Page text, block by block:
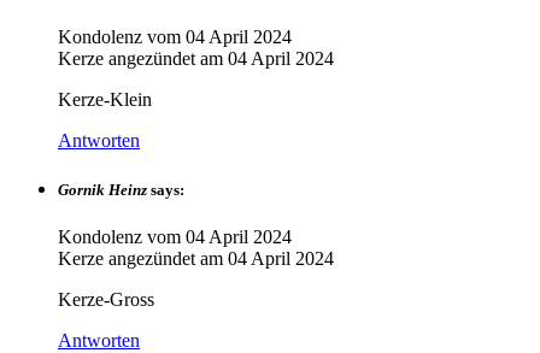
Kondolenz vom 04 April 2024
Kerze angezündet am 04 April 2024
Kerze-Klein
Antworten
Gornik Heinz says:
Kondolenz vom 04 April 2024
Kerze angezündet am 04 April 2024
Kerze-Gross
Antworten